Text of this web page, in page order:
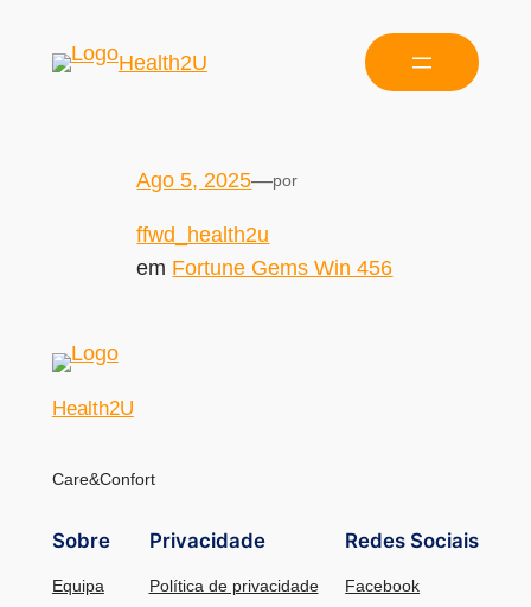
Health2U
Ago 5, 2025—por
ffwd_health2u
em Fortune Gems Win 456
Health2U
Care&Confort
Sobre
Equipa
Privacidade
Política de privacidade
Redes Sociais
Facebook